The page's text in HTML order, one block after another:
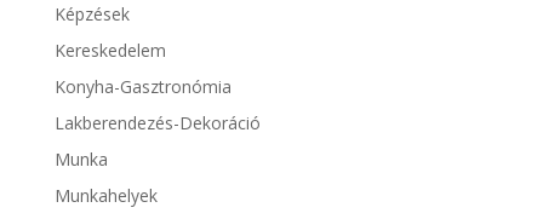
Képzések
Kereskedelem
Konyha-Gasztronómia
Lakberendezés-Dekoráció
Munka
Munkahelyek